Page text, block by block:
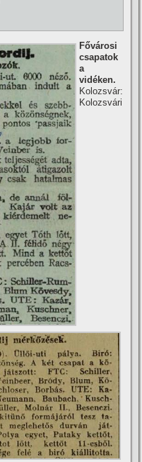
Fővárosi
csapatok
a
vidéken.
Kolozsvár:
Kolozsvári